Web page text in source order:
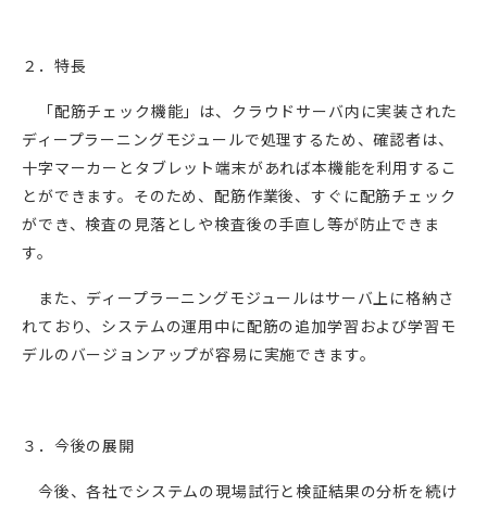
２．特長
「配筋チェック機能」は、クラウドサーバ内に実装された
ディープラーニングモジュールで処理するため、確認者は、
十字マーカーとタブレット端末があれば本機能を利用するこ
とができます。そのため、配筋作業後、すぐに配筋チェック
ができ、検査の見落としや検査後の手直し等が防止できま
す。
また、ディープラーニングモジュールはサーバ上に格納さ
れており、システムの運用中に配筋の追加学習および学習モ
デルのバージョンアップが容易に実施できます。
３．今後の展開
今後、各社でシステムの現場試行と検証結果の分析を続け